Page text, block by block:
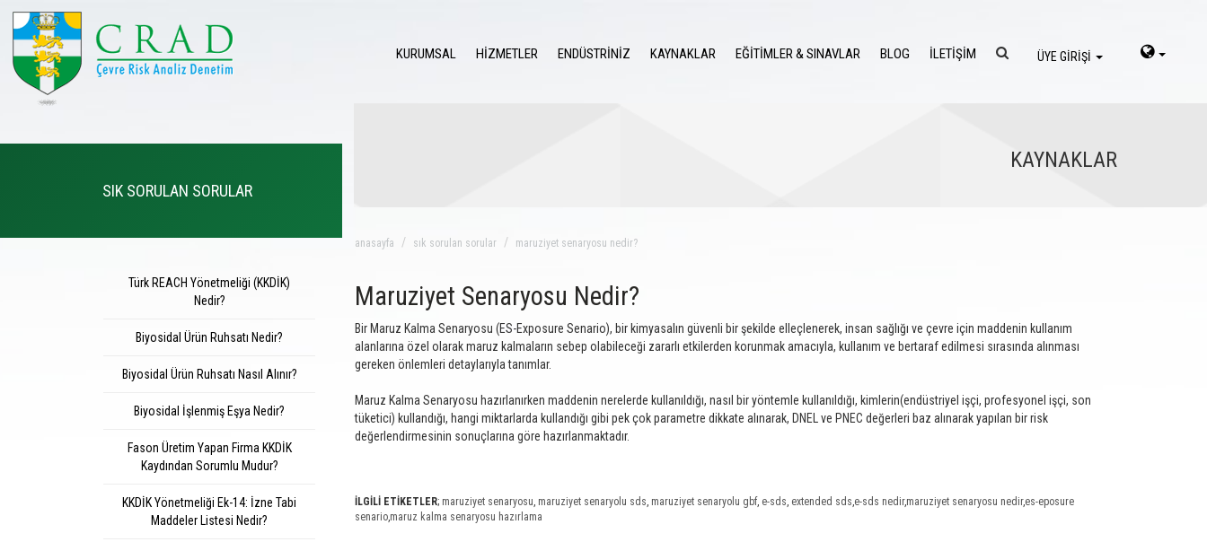
KURUMSAL HİZMETLER ENDÜSTRİNİZ KAYNAKLAR EĞİTİMLER & SINAVLAR BLOG İLETİŞİM ÜYE GİRİŞİ
SIK SORULAN SORULAR
KAYNAKLAR
Türk REACH Yönetmeliği (KKDİK)
Nedir?
Biyosidal Ürün Ruhsatı Nedir?
Biyosidal Ürün Ruhsatı Nasıl Alınır?
Biyosidal İşlenmiş Eşya Nedir?
Fason Üretim Yapan Firma KKDİK
Kaydından Sorumlu Mudur?
KKDİK Yönetmeliği Ek-14: İzne Tabi
Maddeler Listesi Nedir?
anasayfa sık sorulan sorular maruziyet senaryosu nedir?
Maruziyet Senaryosu Nedir?
Bir Maruz Kalma Senaryosu (ES-Exposure Senario), bir kimyasalın güvenli bir şekilde elleçlenerek, insan sağlığı ve çevre için maddenin kullanım
alanlarına özel olarak maruz kalmaların sebep olabileceği zararlı etkilerden korunmak amacıyla, kullanım ve bertaraf edilmesi sırasında alınması
gereken önlemleri detaylarıyla tanımlar.
Maruz Kalma Senaryosu hazırlanırken maddenin nerelerde kullanıldığı, nasıl bir yöntemle kullanıldığı, kimlerin(endüstriyel işçi, profesyonel işçi, son
tüketici) kullandığı, hangi miktarlarda kullandığı gibi pek çok parametre dikkate alınarak, DNEL ve PNEC değerleri baz alınarak yapılan bir risk
değerlendirmesinin sonuçlarına göre hazırlanmaktadır.
İLGİLİ ETİKETLER; maruziyet senaryosu,maruziyet senaryolu sds,maruziyet senaryolu gbf,e-sds,extended sds,e-sds nedir,maruziyet senaryosu nedir,es-eposure
senario,maruz kalma senaryosu hazırlama